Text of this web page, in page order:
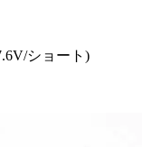
ショート)